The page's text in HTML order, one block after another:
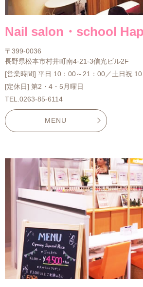
Nail salon・school
〒399-0036
長野県松本市村井町南4-21-3信光ビル2F
[営業時間] 平日 10：00～21：00／土日祝
[定休日] 第2・4・5月曜日
TEL.0263-85-6114
MENU